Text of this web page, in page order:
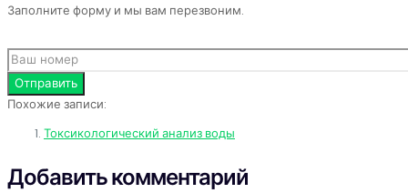
Заполните форму и мы вам перезвоним.
Похожие записи:
Токсикологический анализ воды
Добавить комментарий